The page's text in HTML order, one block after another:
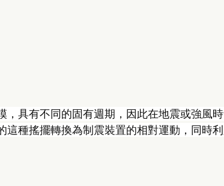
，具有不同的固有週期，因此在地震或強風時
這種搖擺轉換為制震裝置的相對運動，同時